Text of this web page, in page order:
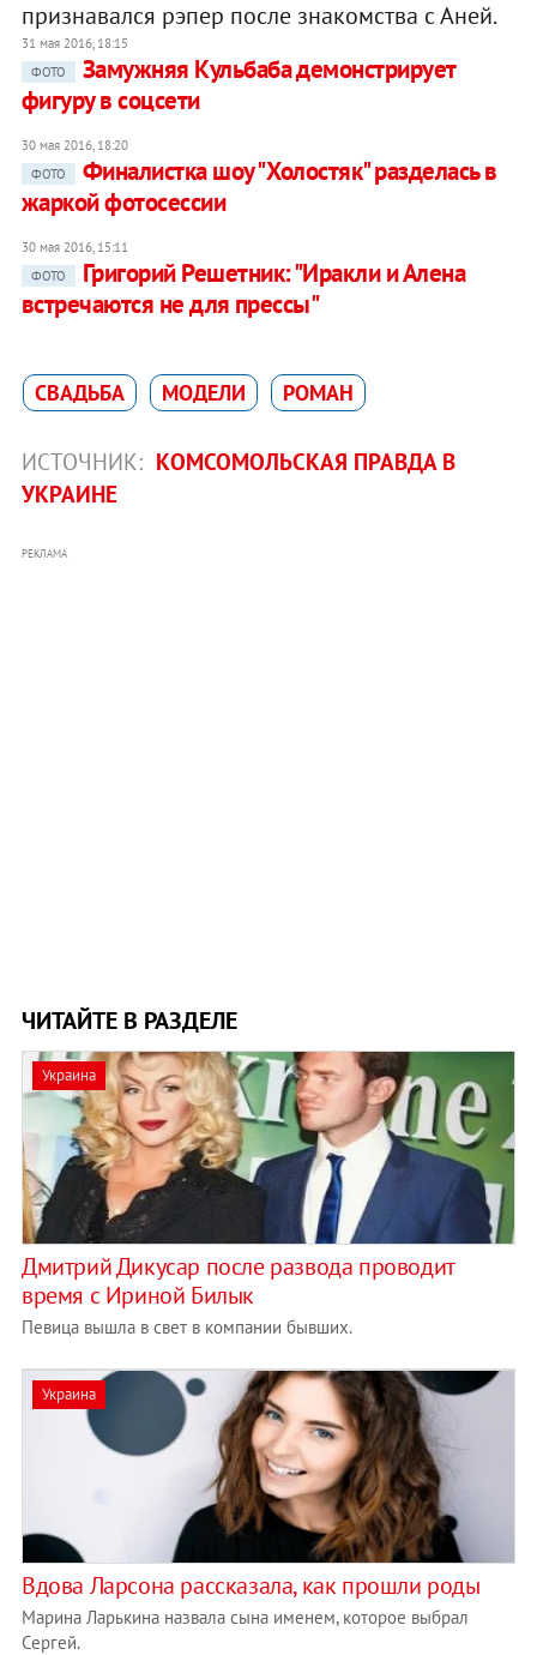
признавался рэпер после знакомства с Аней.
31 мая 2016, 18:15
ФОТО
Замужняя Кульбаба демонстрирует
фигуру в соцсети
30 мая 2016, 18:20
ФОТО
Финалистка шоу "Холостяк" разделась в
жаркой фотосессии
30 мая 2016, 15:11
ФОТО
Григорий Решетник: "Иракли и Алена
встречаются не для прессы"
СВАДЬБА МОДЕЛИ РОМАН
ИСТОЧНИК: КОМСОМОЛЬСКАЯ ПРАВДА В
УКРАИНЕ
РЕКЛАМА
ЧИТАЙТЕ В РАЗДЕЛЕ
Украина
Дмитрий Дикусар после развода проводит
время с Ириной Билык
Певица вышла в свет в компании бывших.
Украина
Вдова Ларсона рассказала, как прошли роды
Марина Ларькина назвала сына именем, которое выбрал
Сергей.